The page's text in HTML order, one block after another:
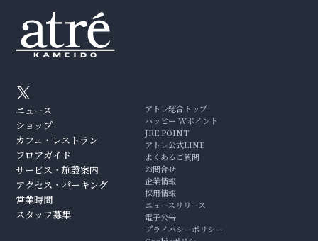
ニュース
ショップ
カフェ・レストラン
フロアガイド
サービス・施設案内
アクセス・パーキング
営業時間
スタッフ募集
アトレ総合トップ
ハッピー Wポイント
JRE POINT
アトレ公式LINE
よくあるご質問
お問合せ
企業情報
採用情報
ニュースリリース
電子公告
プライバシーポリシー